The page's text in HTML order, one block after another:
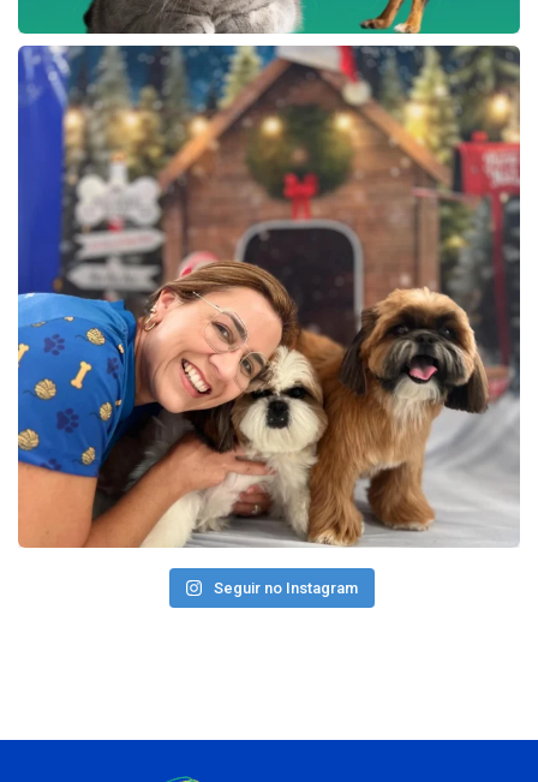
Seguir no Instagram